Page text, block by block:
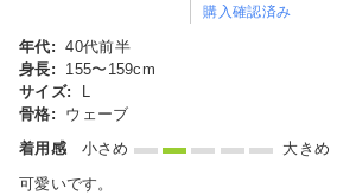
購入確認済み
年代: 40代前半
身長:
155〜159cm
サイズ:
L
骨格:
ウェーブ
着用感
小さめ
大きめ
可愛いです。